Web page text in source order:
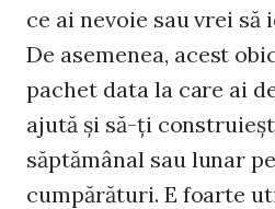
ce ai nevoie sau vrei să
De asemenea, acest
pachet data la care ai
ajută şi să-ţi
săptămânal sau lunar
cumpărături. E foarte